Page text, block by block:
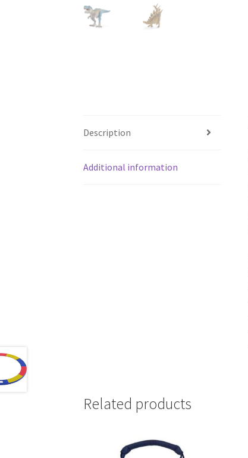
Description
Additional information
Related products